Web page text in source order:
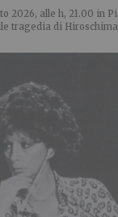
2026, alle h, 21.00 in
tragedia di